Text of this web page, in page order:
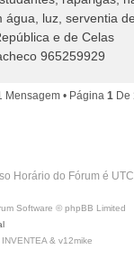
água, luz, serventia
e de Celas
965259929
Mensagem • Página 1 De
Horário do Fórum é
Software © phpBB Limited
& v12mike